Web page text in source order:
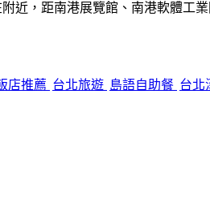
近，距南港展覽館、南港軟體工
店推薦 台北旅遊 島語自助餐 台北